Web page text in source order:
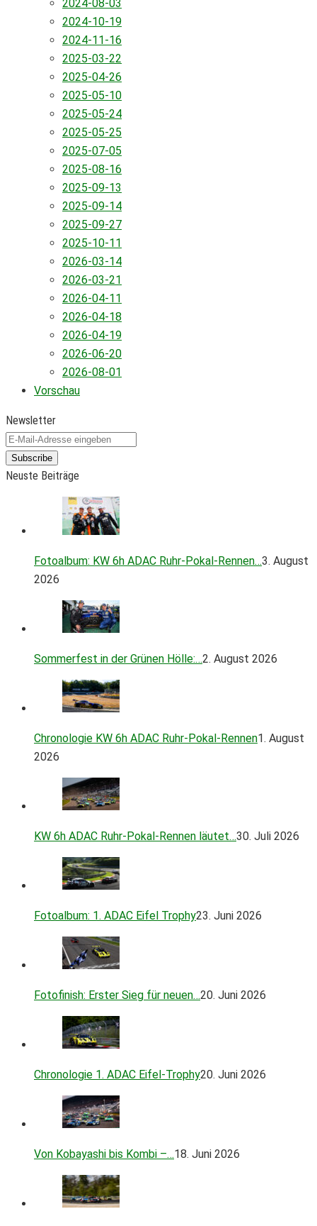
2024-08-03
2024-10-19
2024-11-16
2025-03-22
2025-04-26
2025-05-10
2025-05-24
2025-05-25
2025-07-05
2025-08-16
2025-09-13
2025-09-14
2025-09-27
2025-10-11
2026-03-14
2026-03-21
2026-04-11
2026-04-18
2026-04-19
2026-06-20
2026-08-01
Vorschau
Newsletter
Subscribe
Neuste Beiträge
Fotoalbum: KW 6h ADAC Ruhr-Pokal-Rennen…3. August
2026
Sommerfest in der Grünen Hölle:…2. August 2026
Chronologie KW 6h ADAC Ruhr-Pokal-Rennen1. August
2026
KW 6h ADAC Ruhr-Pokal-Rennen läutet…30. Juli 2026
Fotoalbum: 1. ADAC Eifel Trophy23. Juni 2026
Fotofinish: Erster Sieg für neuen…20. Juni 2026
Chronologie 1. ADAC Eifel-Trophy20. Juni 2026
Von Kobayashi bis Kombi –…18. Juni 2026